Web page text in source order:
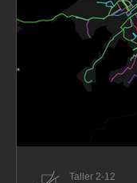
Taller 2-12